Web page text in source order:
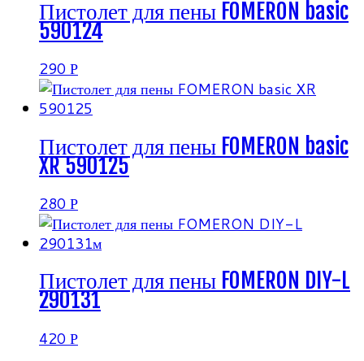
Пистолет для пены FOMERON basic
590124
290 Р
Пистолет для пены FOMERON basic
XR 590125
280 Р
Пистолет для пены FOMERON DIY-L
290131
420 Р